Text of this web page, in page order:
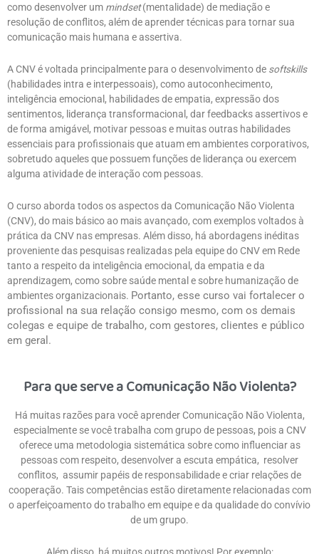
como desenvolver um mindset(mentalidade) de mediação e
resolução de conflitos, além de aprender técnicas para tornar sua
comunicação mais humana e assertiva.
A CNV é voltada principalmente para o desenvolvimento de softskills
(habilidades intra e interpessoais), como autoconhecimento,
inteligência emocional, habilidades de empatia, expressão dos
sentimentos, liderança transformacional, dar feedbacks assertivos e
de forma amigável, motivar pessoas e muitas outras habilidades
essenciais para profissionais que atuam em ambientes corporativos,
sobretudo aqueles que possuem funções de liderança ou exercem
alguma atividade de interação com pessoas.
O curso aborda todos os aspectos da Comunicação Não Violenta
(CNV), do mais básico ao mais avançado, com exemplos voltados à
prática da CNV nas empresas. Além disso, há abordagens inéditas
proveniente das pesquisas realizadas pela equipe do CNV em Rede
tanto a respeito da inteligência emocional, da empatia e da
aprendizagem, como sobre saúde mental e sobre humanização de
ambientes organizacionais. Portanto, esse curso vai fortalecer o
profissional na sua relação consigo mesmo, com os demais
colegas e equipe de trabalho, com gestores, clientes e público
em geral.
Para que serve a Comunicação Não Violenta?
Há muitas razões para você aprender Comunicação Não Violenta,
especialmente se você trabalha com grupo de pessoas, pois a CNV
oferece uma metodologia sistemática sobre como influenciar as
pessoas com respeito, desenvolver a escuta empática, resolver
conflitos, assumir papéis de responsabilidade e criar relações de
cooperação. Tais competências estão diretamente relacionadas com
o aperfeiçoamento do trabalho em equipe e da qualidade do convívio
de um grupo.
Além disso, há muitos outros motivos! Por exemplo: